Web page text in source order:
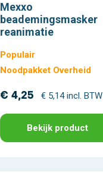
Mexxo
beademingsmasker
reanimatie
Populair
Noodpakket Overheid
€ 4,25 € 5,14 incl. BTW
Bekijk product